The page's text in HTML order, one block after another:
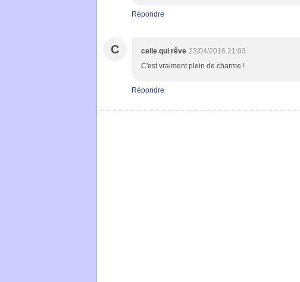
Répondre
C celle qui rêve 23/04/2016 21:03
C'est vraiment plein de charme !
Répondre